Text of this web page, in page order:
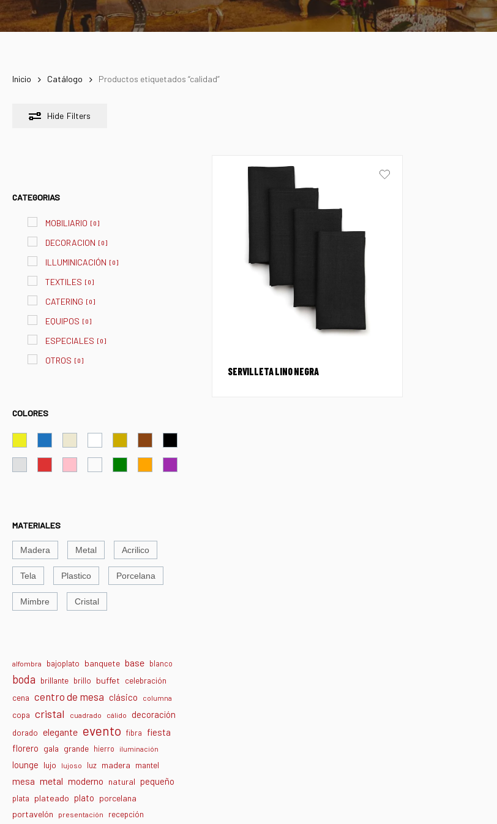
Inicio Catálogo Productos etiquetados “calidad”
Hide Filters
CATEGORIAS
MOBILIARIO [0]
DECORACION [0]
ILLUMINICACIÓN [0]
TEXTILES [0]
CATERING [0]
EQUIPOS [0]
ESPECIALES [0]
OTROS [0]
COLORES
MATERIALES
Madera Metal Acrilico
Tela Plastico Porcelana
Mimbre Cristal
alfombra bajoplato banquete base blanco
boda brillante brillo buffet celebración
cena centro de mesa clásico columna
copa cristal cuadrado cálido decoración
dorado elegante evento fibra fiesta
florero gala grande hierro iluminación
lounge lujo lujoso luz madera mantel
mesa metal moderno natural pequeño
plata plateado plato porcelana
portavelón
presentación recepción
SERVILLETA LINO NEGRA